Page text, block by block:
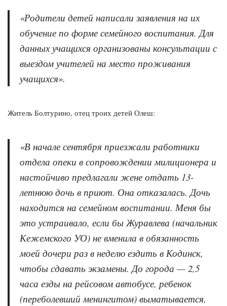
«Родители детей написали заявления на их
обучение по форме семейного воспитания. Для
данных учащихся организованы консультации с
выездом учителей на место проживания
учащихся».
Житель Болтурино, отец троих детей Олеш:
«В начале сентября приезжали работники
отдела опеки в сопровождении милиционера и
настойчиво предлагали жене отдать 13-
летнюю дочь в приют. Она отказалась. Дочь
находится на семейном воспитании. Меня бы
это устраивало, если бы Журавлева (начальник
Кежемского УО) не вменила в обязанность
моей дочери раз в неделю ездить в Кодинск,
чтобы сдавать экзамены. До города — 2,5
часа езды на рейсовом автобусе, ребенок
(переболевший менингитом) выматывается,